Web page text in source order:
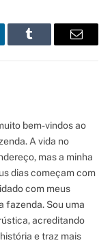
Tumblr Email
bem-vindos ao
A vida no
mas a minha
dias começam com
com meus
fazenda. Sou uma
acreditando
e traz mais